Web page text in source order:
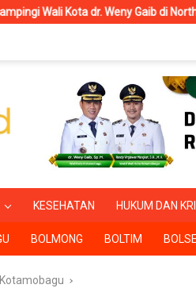
Gaib di North Sulawesi Investment
KESEHATAN HUKUM DAN
BOLMONG BOLTIM
Kotamobagu